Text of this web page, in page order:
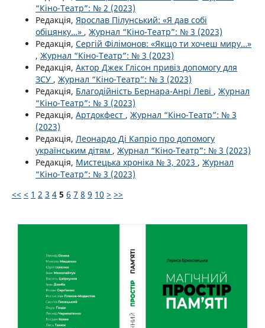
“Кіно-Театр”: № 2 (2023)
Редакція, Ярослав Пілунський: «Я дав собі
обіцянку…» , Журнал “Кіно-Театр”: № 3 (2023)
Редакція, Сергій Філімонов: «Якщо ти хочеш миру…»
, Журнал “Кіно-Театр”: № 3 (2023)
Редакція, Актор Джек Глісон привіз допомогу для
ЗСУ , Журнал “Кіно-Театр”: № 3 (2023)
Редакція, Благодійність Бернара-Анрі Леві , Журнал
“Кіно-Театр”: № 3 (2023)
Редакція, Артдокфест , Журнал “Кіно-Театр”: № 3
(2023)
Редакція, Леонардо Ді Капріо про допомогу
українським дітям , Журнал “Кіно-Театр”: № 3 (2023)
Редакція, Мистецька хроніка № 3, 2023 , Журнал
“Кіно-Театр”: № 3 (2023)
<< < 1 2 3 4 5 6 7 8 9 10 > >>